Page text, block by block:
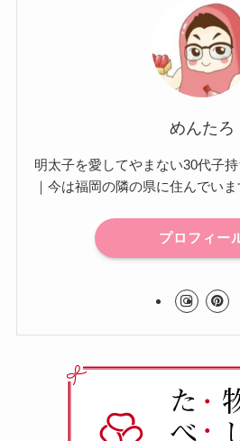
めんたろ
明太子を愛してやまない30代子
｜今は福岡の隣の県に住んでいま
プロフィー